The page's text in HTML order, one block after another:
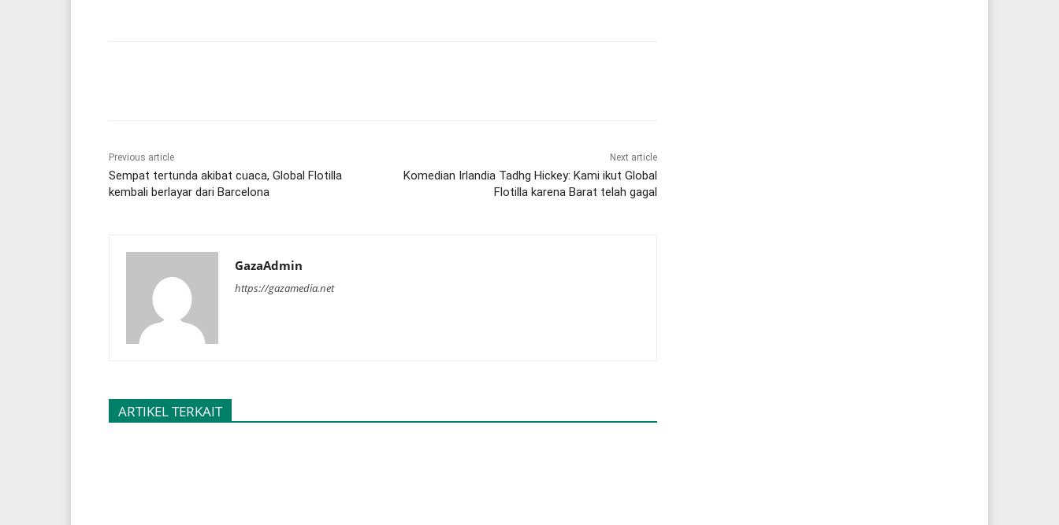
Previous article
Sempat tertunda akibat cuaca, Global Flotilla
kembali berlayar dari Barcelona
Next article
Komedian Irlandia Tadhg Hickey: Kami ikut Global
Flotilla karena Barat telah gagal
GazaAdmin
https://gazamedia.net
ARTIKEL TERKAIT